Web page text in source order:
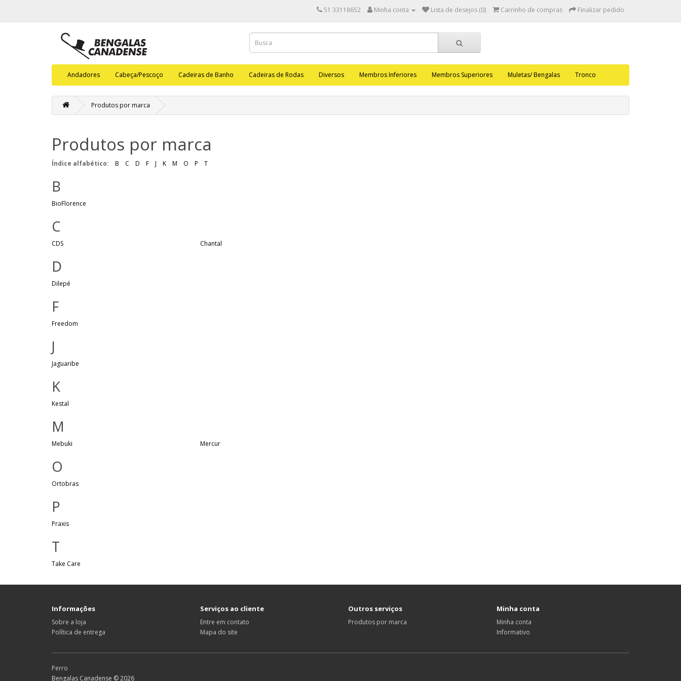
51 33118652 Minha conta Lista de desejos (0) Carrinho de compras Finalizar pedido
Andadores Cabeça/Pescoço Cadeiras de Banho Cadeiras de Rodas Diversos Membros Inferiores Membros Superiores Muletas/ Bengalas Tronco
Produtos por marca
Produtos por marca
Índice alfabético: B C D F J K M O P T
B
BioFlorence
C
CDS Chantal
D
Dilepé
F
Freedom
J
Jaguaribe
K
Kestal
M
Mebuki Mercur
O
Ortobras
P
Praxis
T
Take Care
Informações
Sobre a loja
Política de entrega
Serviços ao cliente
Entre em contato
Mapa do site
Outros serviços
Produtos por marca
Minha conta
Minha conta
Informativo
Perro
Bengalas Canadense © 2026